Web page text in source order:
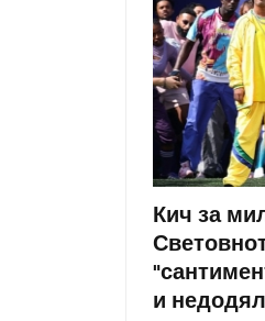
Кич за
и